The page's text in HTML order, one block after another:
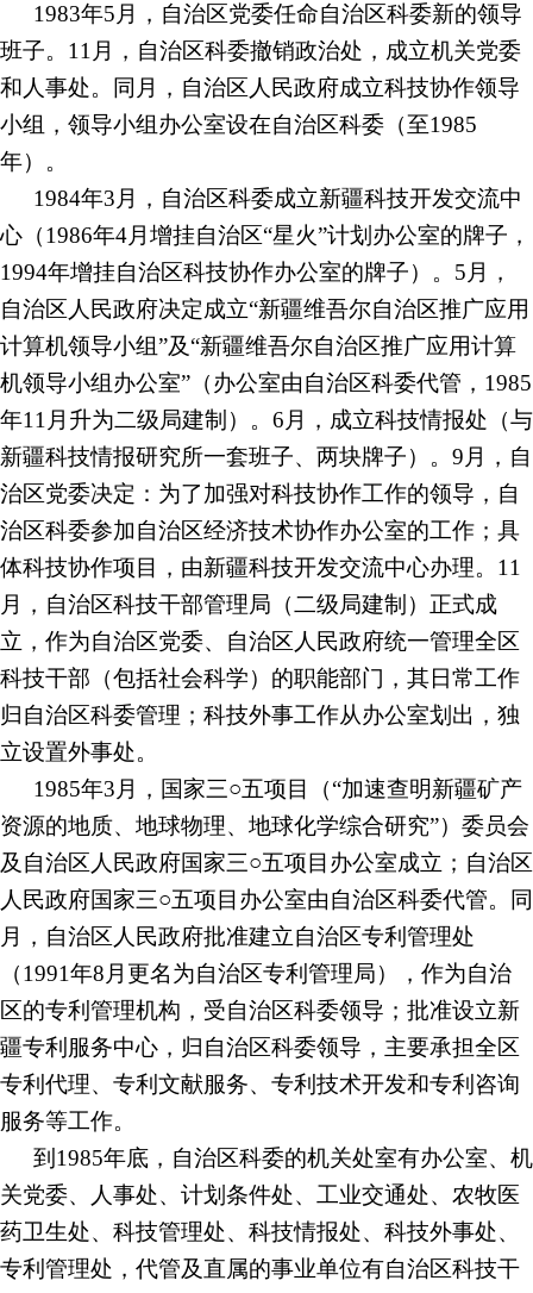
1983年5月，自治区党委任命自治区科委新的领导
班子。11月，自治区科委撤销政治处，成立机关党委
和人事处。同月，自治区人民政府成立科技协作领导
小组，领导小组办公室设在自治区科委（至1985
年）。
1984年3月，自治区科委成立新疆科技开发交流中
心（1986年4月增挂自治区“星火”计划办公室的牌子，
1994年增挂自治区科技协作办公室的牌子）。5月，
自治区人民政府决定成立“新疆维吾尔自治区推广应用
计算机领导小组”及“新疆维吾尔自治区推广应用计算
机领导小组办公室”（办公室由自治区科委代管，1985
年11月升为二级局建制）。6月，成立科技情报处（与
新疆科技情报研究所一套班子、两块牌子）。9月，自
治区党委决定：为了加强对科技协作工作的领导，自
治区科委参加自治区经济技术协作办公室的工作；具
体科技协作项目，由新疆科技开发交流中心办理。11
月，自治区科技干部管理局（二级局建制）正式成
立，作为自治区党委、自治区人民政府统一管理全区
科技干部（包括社会科学）的职能部门，其日常工作
归自治区科委管理；科技外事工作从办公室划出，独
立设置外事处。
1985年3月，国家三○五项目（“加速查明新疆矿产
资源的地质、地球物理、地球化学综合研究”）委员会
及自治区人民政府国家三○五项目办公室成立；自治区
人民政府国家三○五项目办公室由自治区科委代管。同
月，自治区人民政府批准建立自治区专利管理处
（1991年8月更名为自治区专利管理局），作为自治
区的专利管理机构，受自治区科委领导；批准设立新
疆专利服务中心，归自治区科委领导，主要承担全区
专利代理、专利文献服务、专利技术开发和专利咨询
服务等工作。
到 1985年底，自治区科委的机关处室有办公室、机
关党委、人事处、计划条件处、工业交通处、农牧医
药卫生处、科技管理处、科技情报处、科技外事处、
专利管理处，代管及直属的事业单位有自治区科技干